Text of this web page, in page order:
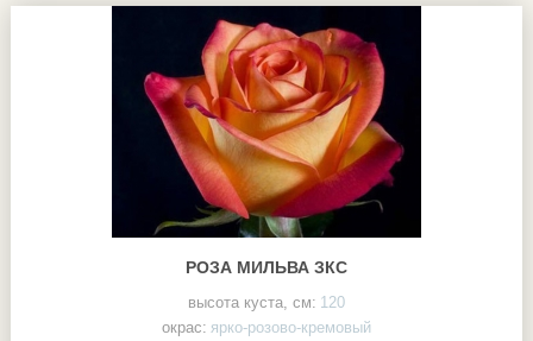
РОЗА МИЛЬВА ЗКС
высота куста, см: 120
окрас: ярко-розово-кремовый